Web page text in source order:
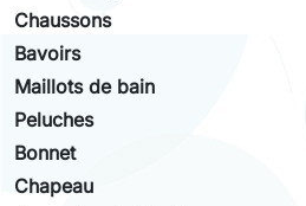
Chaussons
Bavoirs
Maillots de bain
Peluches
Bonnet
Chapeau